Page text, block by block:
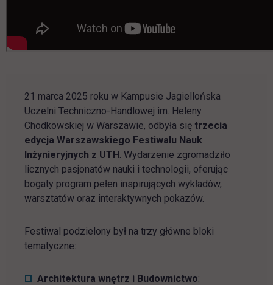
21 marca 2025 roku w Kampusie Jagiellońska
Uczelni Techniczno-Handlowej im. Heleny
Chodkowskiej w Warszawie, odbyła się trzecia
edycja Warszawskiego Festiwalu Nauk
Inżynieryjnych z UTH. Wydarzenie zgromadziło
licznych pasjonatów nauki i technologii, oferując
bogaty program pełen inspirujących wykładów,
warsztatów oraz interaktywnych pokazów.
Festiwal podzielony był na trzy główne bloki
tematyczne:
Architektura wnętrz i Budownictwo: